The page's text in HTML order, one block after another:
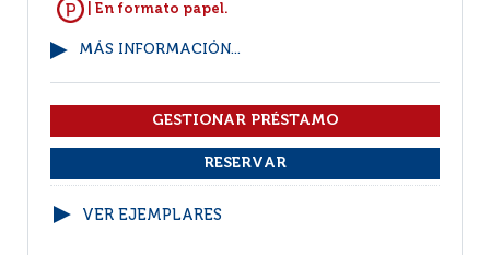
| En formato papel.
MÁS INFORMACIÓN...
VER EJEMPLARES